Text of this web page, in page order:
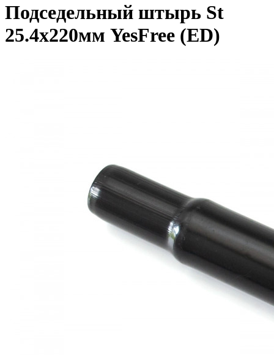
Подседельный штырь St
25.4x220мм YesFree (ED)